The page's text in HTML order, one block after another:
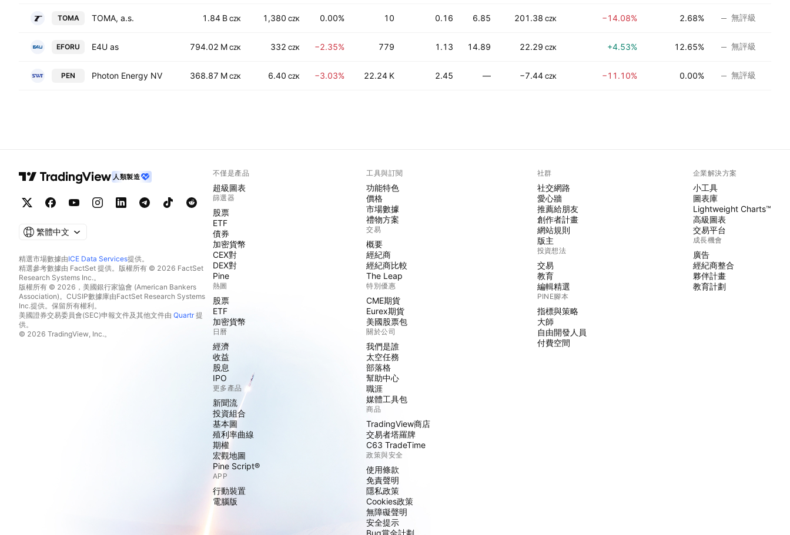
TOMA TOMA, a.s. 1.84 B CZK 1,380 CZK 0.00% 10 0.16 6.85 201.38 CZK −14.08% 2.68% 無評級
EFORU E4U as 794.02 M CZK 332 CZK −2.35% 779 1.13 14.89 22.29 CZK +4.53% 12.65% 無評級
PEN Photon Energy NV 368.87 M CZK 6.40 CZK −3.03% 22.24 K 2.45 — −7.44 CZK −11.10% 0.00% 無評級
人類製造
繁體中文
精選市場數據由ICE Data Services提供。
精選參考數據由 FactSet 提供。版權所有 © 2026 FactSet
Research Systems Inc.。
版權所有 © 2026，美國銀行家協會 (American Bankers
Association)。CUSIP數據庫由FactSet Research Systems
Inc.提供。保留所有權利。
美國證券交易委員會(SEC)申報文件及其他文件由 Quartr提
供。
© 2026 TradingView, Inc.。
不僅是產品
超級圖表
篩選器
股票
ETF
債券
加密貨幣
CEX對
DEX對
Pine
熱圖
股票
ETF
加密貨幣
日曆
經濟
收益
股息
IPO
更多產品
新聞流
投資組合
基本圖
殖利率曲線
期權
宏觀地圖
Pine Script®
APP
行動裝置
電腦版
工具與訂閱
功能特色
價格
市場數據
禮物方案
交易
概要
經紀商
經紀商比較
The Leap
特別優惠
CME期貨
Eurex期貨
美國股票包
關於公司
我們是誰
太空任務
部落格
幫助中心
職涯
媒體工具包
商品
TradingView商店
交易者塔羅牌
C63 TradeTime
政策與安全
使用條款
免責聲明
隱私政策
Cookies政策
無障礙聲明
安全提示
Bug賞金計劃
社群
社交網路
愛心牆
推薦給朋友
創作者計畫
網站規則
版主
投資想法
交易
教育
編輯精選
PINE腳本
指標與策略
大師
自由開發人員
付費空間
企業解決方案
小工具
圖表庫
Lightweight Charts™
高級圖表
交易平台
成長機會
廣告
經紀商整合
夥伴計畫
教育計劃